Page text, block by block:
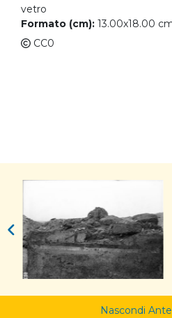
vetro
Formato (cm): 13.00x18.00
CC0
Nascondi